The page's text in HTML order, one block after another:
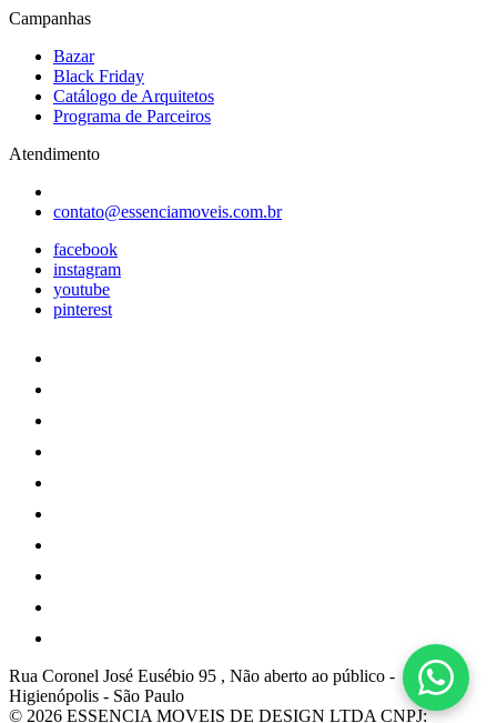
Campanhas
Bazar
Black Friday
Catálogo de Arquitetos
Programa de Parceiros
Atendimento
contato@essenciamoveis.com.br
facebook
instagram
youtube
pinterest
Rua Coronel José Eusébio 95 , Não aberto ao público -
Higienópolis - São Paulo
© 2026 ESSENCIA MOVEIS DE DESIGN LTDA CNPJ: